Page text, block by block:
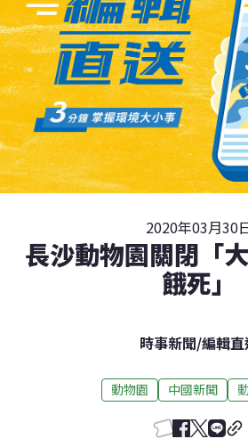
2020年03月30
長沙動物園關閉「
餓死」
時事新聞/編輯
動物園 中國新聞